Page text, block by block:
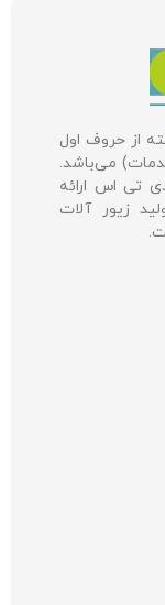
از حروف اول
می‌باشد.
تی اس ارائه
زیور آلات